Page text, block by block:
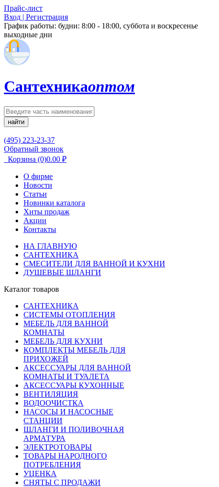
Прайс-лист
Вход | Регистрация
График работы: будни: 8:00 - 18:00, суббота и воскресенье
выходные дни
Сантехникаоптом
найти
(495) 223-23-37
Обратный звонок
Корзина (0)0.00 ₽
О фирме
Новости
Статьи
Новинки каталога
Хиты продаж
Акции
Контакты
НА ГЛАВНУЮ
САНТЕХНИКА
СМЕСИТЕЛИ ДЛЯ ВАННОЙ И КУХНИ
ДУШЕВЫЕ ШЛАНГИ
Каталог товаров
САНТЕХНИКА
СИСТЕМЫ ОТОПЛЕНИЯ
МЕБЕЛЬ ДЛЯ ВАННОЙ
КОМНАТЫ
МЕБЕЛЬ ДЛЯ КУХНИ
КОМПЛЕКТЫ МЕБЕЛЬ ДЛЯ
ПРИХОЖЕЙ
АКСЕССУАРЫ ДЛЯ ВАННОЙ
КОМНАТЫ И ТУАЛЕТА
АКСЕССУАРЫ КУХОННЫЕ
ВЕНТИЛЯЦИЯ
ВОДООЧИСТКА
НАСОСЫ И НАСОСНЫЕ
СТАНЦИИ
ШЛАНГИ И ПОЛИВОЧНАЯ
АРМАТУРА
ЭЛЕКТРОТОВАРЫ
ТОВАРЫ НАРОДНОГО
ПОТРЕБЛЕНИЯ
УЦЕНКА
СНЯТЫ С ПРОДАЖИ